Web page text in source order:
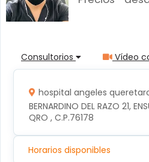
Consultorios Vídeo
hospital angeles
BERNARDINO DEL RAZO 21,
QRO , C.P.76178
Horarios disponibles